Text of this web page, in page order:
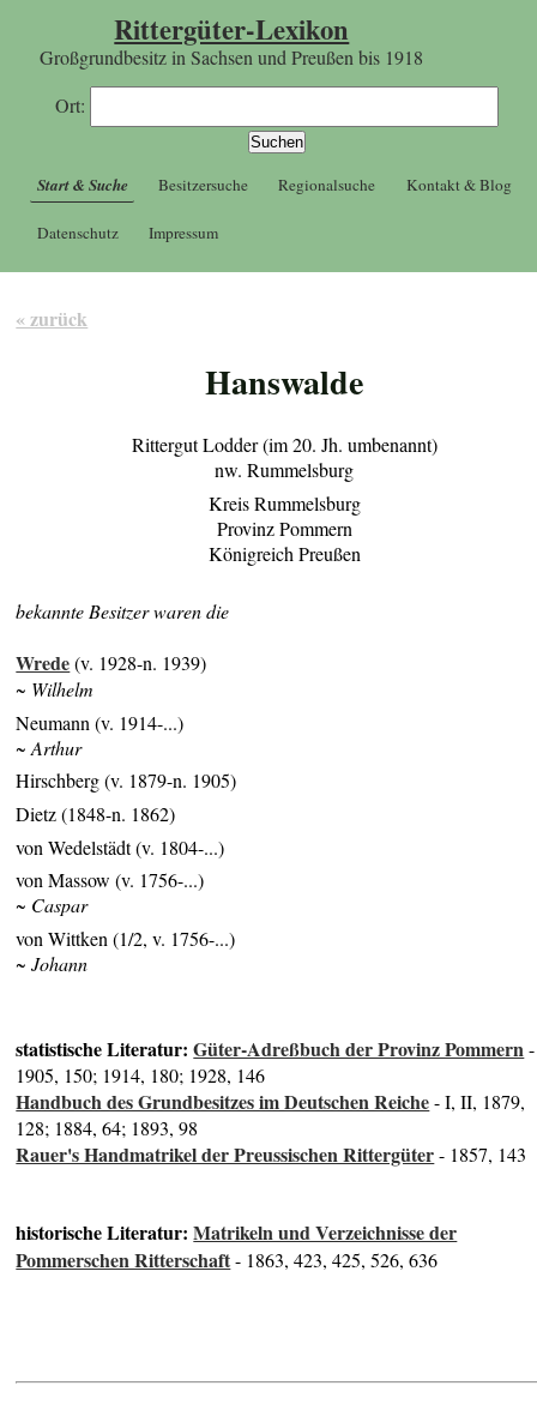
Rittergüter-Lexikon
Großgrundbesitz in Sachsen und Preußen bis 1918
Ort:
Start & Suche Besitzersuche Regionalsuche Kontakt & Blog
Datenschutz Impressum
« zurück
Hanswalde
Rittergut Lodder (im 20. Jh. umbenannt)
nw. Rummelsburg
Kreis Rummelsburg
Provinz Pommern
Königreich Preußen
bekannte Besitzer waren die
Wrede(v. 1928-n. 1939)
~ Wilhelm
Neumann (v. 1914-...)
~ Arthur
Hirschberg (v. 1879-n. 1905)
Dietz (1848-n. 1862)
von Wedelstädt (v. 1804-...)
von Massow (v. 1756-...)
~ Caspar
von Wittken (1/2, v. 1756-...)
~ Johann
statistische Literatur:Güter-Adreßbuch der Provinz Pommern-
1905, 150; 1914, 180; 1928, 146
Handbuch des Grundbesitzes im Deutschen Reiche- I, II, 1879,
128; 1884, 64; 1893, 98
Rauer's Handmatrikel der Preussischen Rittergüter- 1857, 143
historische Literatur:Matrikeln und Verzeichnisse der
Pommerschen Ritterschaft- 1863, 423, 425, 526, 636